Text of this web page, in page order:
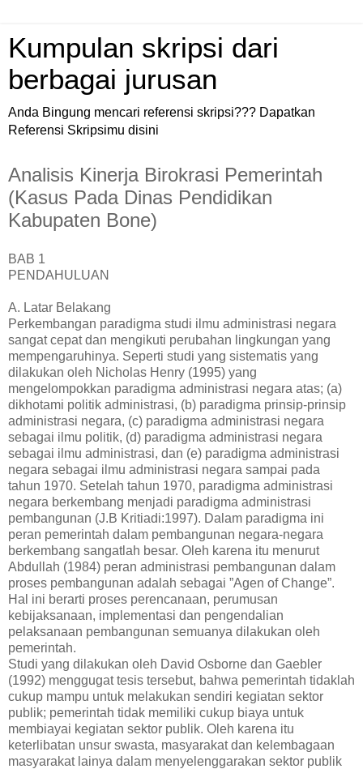
Kumpulan skripsi dari
berbagai jurusan
Anda Bingung mencari referensi skripsi??? Dapatkan
Referensi Skripsimu disini
Analisis Kinerja Birokrasi Pemerintah
(Kasus Pada Dinas Pendidikan
Kabupaten Bone)
BAB 1
PENDAHULUAN
A. Latar Belakang
Perkembangan paradigma studi ilmu administrasi negara
sangat cepat dan mengikuti perubahan lingkungan yang
mempengaruhinya. Seperti studi yang sistematis yang
dilakukan oleh Nicholas Henry (1995) yang
mengelompokkan paradigma administrasi negara atas; (a)
dikhotami politik administrasi, (b) paradigma prinsip-prinsip
administrasi negara, (c) paradigma administrasi negara
sebagai ilmu politik, (d) paradigma administrasi negara
sebagai ilmu administrasi, dan (e) paradigma administrasi
negara sebagai ilmu administrasi negara sampai pada
tahun 1970. Setelah tahun 1970, paradigma administrasi
negara berkembang menjadi paradigma administrasi
pembangunan (J.B Kritiadi:1997). Dalam paradigma ini
peran pemerintah dalam pembangunan negara-negara
berkembang sangatlah besar. Oleh karena itu menurut
Abdullah (1984) peran administrasi pembangunan dalam
proses pembangunan adalah sebagai ”Agen of Change”.
Hal ini berarti proses perencanaan, perumusan
kebijaksanaan, implementasi dan pengendalian
pelaksanaan pembangunan semuanya dilakukan oleh
pemerintah.
Studi yang dilakukan oleh David Osborne dan Gaebler
(1992) menggugat tesis tersebut, bahwa pemerintah tidaklah
cukup mampu untuk melakukan sendiri kegiatan sektor
publik; pemerintah tidak memiliki cukup biaya untuk
membiayai kegiatan sektor publik. Oleh karena itu
keterlibatan unsur swasta, masyarakat dan kelembagaan
masyarakat lainya dalam menyelenggarakan sektor publik